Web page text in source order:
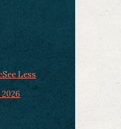
See Less